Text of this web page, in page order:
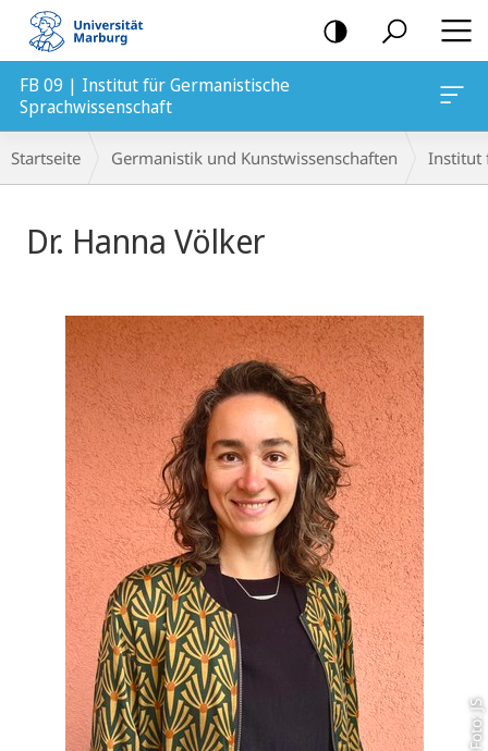
Mobile-
Navigation
FB 09 | Institut für Germanistische
Sprachwissenschaft
Breadcrumb-
Navigation
Startseite Germanistik und Kunstwissenschaften Institut
Dr. Hanna Völker
Foto: JS